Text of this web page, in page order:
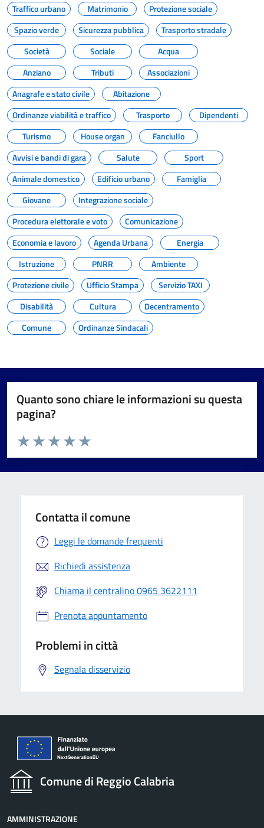
Traffico urbano Matrimonio
Protezione sociale
Spazio verde
Sicurezza pubblica
Trasporto stradale
Società
Sociale
Acqua
Anziano
Tributi
Associazioni
Anagrafe e stato civile
Abitazione
Ordinanze viabilità e traffico
Trasporto
Dipendenti
Turismo
House organ
Fanciullo
Avvisi e bandi di gara
Salute
Sport
Animale domestico
Edificio urbano
Famiglia
Giovane
Integrazione sociale
Procedura elettorale e voto
Comunicazione
Economia e lavoro
Agenda Urbana
Energia
Istruzione
PNRR
Ambiente
Protezione civile
Ufficio Stampa
Servizio TAXI
Disabilità
Cultura
Decentramento
Comune
Ordinanze Sindacali
Quanto sono chiare le informazioni su questa
pagina?
Valuta da 1 a 5 stelle la pagina
Valuta 5 stelle su 5
Valuta 4 stelle su 5
Valuta 3 stelle su 5
Valuta 2 stelle su 5
Valuta 1 stelle su 5
Contatta il comune
Leggi le domande frequenti
Richiedi assistenza
Chiama il centralino 0965 3622111
Prenota appuntamento
Problemi in città
Segnala disservizio
Comune di Reggio Calabria
AMMINISTRAZIONE